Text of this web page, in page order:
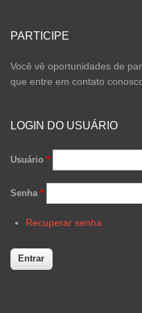
PARTICIPE
Você vê oportunidades de
que entre em contato
LOGIN DO USUÁRIO
Usuário *
Senha *
Recuperar senha